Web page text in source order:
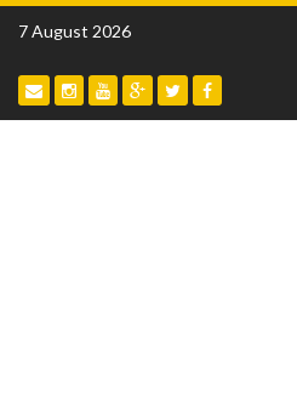
Skip
7 August 2026